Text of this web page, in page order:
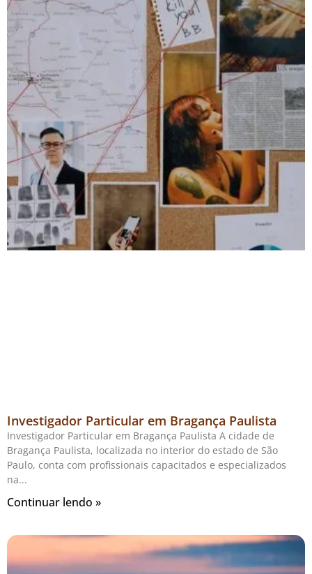
Investigador Particular em Bragança Paulista
Investigador Particular em Bragança Paulista A cidade de
Bragança Paulista, localizada no interior do estado de São
Paulo, conta com profissionais capacitados e especializados
na
Continuar lendo »